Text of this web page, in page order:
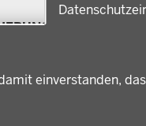
einverstanden,